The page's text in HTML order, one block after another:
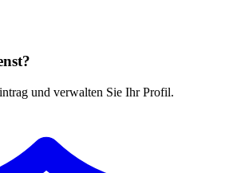
und verwalten Sie Ihr Profil.